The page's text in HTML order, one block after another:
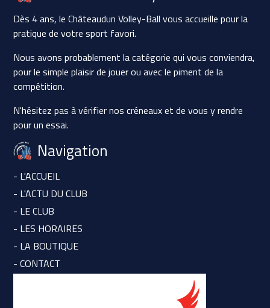
Dès 4 ans, le Châteaudun Volley-Ball vous accueille pour la
pratique de votre sport favori.
Nous avons probablement la catégorie qui vous conviendra,
pour le simple plaisir de jouer ou avec le piment de la
compétition.
N'hésitez pas à vérifier nos créneaux et de vous y rendre
pour un essai.
Navigation
- L'ACCUEIL
- L'ACTU DU CLUB
- LE CLUB
- LES HORAIRES
- LA BOUTIQUE
- CONTACT